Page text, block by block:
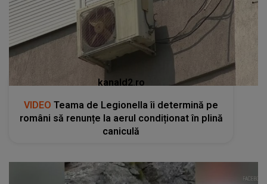
kanald2.ro
VIDEO Teama de Legionella îi determină pe
români să renunțe la aerul condiționat în plină
caniculă